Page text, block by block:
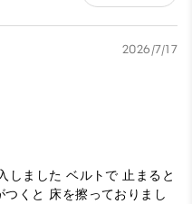
2026/7/17
しました ベルトで 止まると
くと 床を擦っておりまし